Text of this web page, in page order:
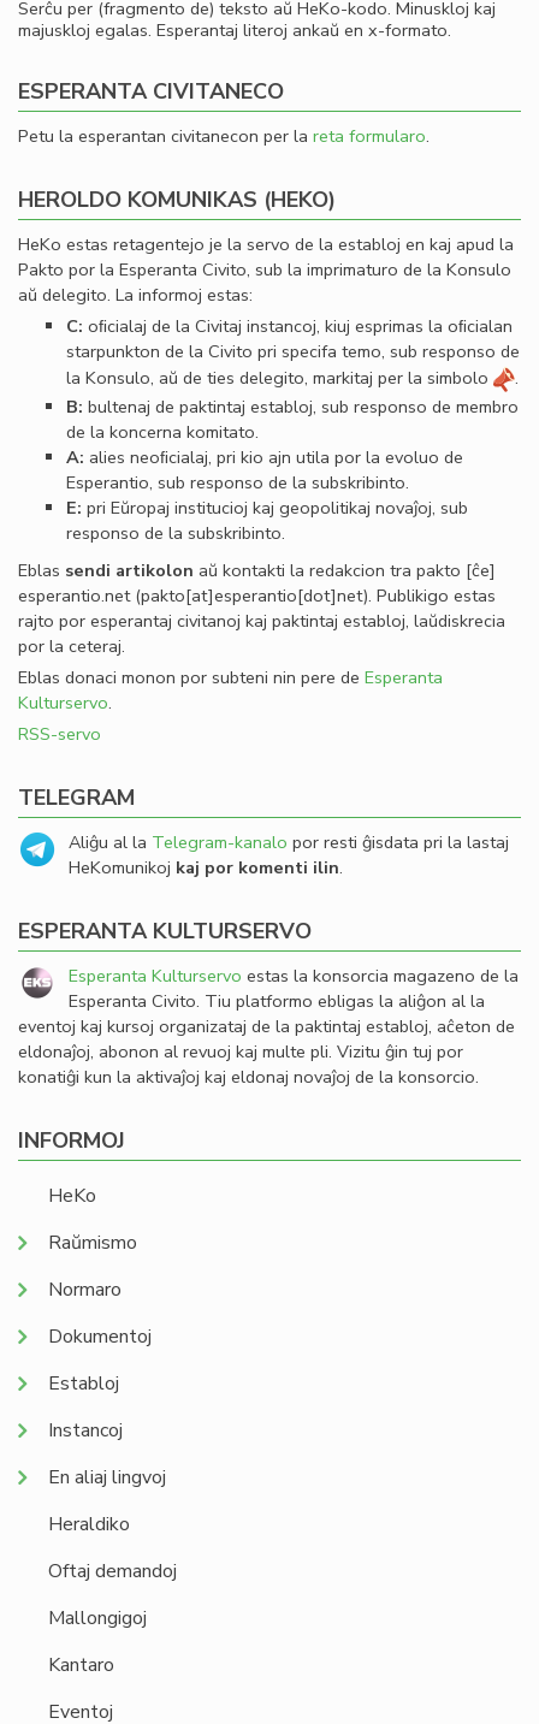
Serĉu per (fragmento de) teksto aŭ HeKo-kodo. Minuskloj kaj
majuskloj egalas. Esperantaj literoj ankaŭ en x-formato.
ESPERANTA CIVITANECO
Petu la esperantan civitanecon per la reta formularo.
HEROLDO KOMUNIKAS (HEKO)
HeKo estas retagentejo je la servo de la establoj en kaj apud la
Pakto por la Esperanta Civito, sub la imprimaturo de la Konsulo
aŭ delegito. La informoj estas:
C: oﬁcialaj de la Civitaj instancoj, kiuj esprimas la oﬁcialan
starpunkton de la Civito pri specifa temo, sub responso de
la Konsulo, aŭ de ties delegito, markitaj per la simbolo
.
B: bultenaj de paktintaj establoj, sub responso de membro
de la koncerna komitato.
A: alies neoﬁcialaj, pri kio ajn utila por la evoluo de
Esperantio, sub responso de la subskribinto.
E: pri Eŭropaj institucioj kaj geopolitikaj novaĵoj, sub
responso de la subskribinto.
Eblas sendi artikolon aŭ kontakti la redakcion tra pakto [ĉe]
esperantio.net(pakto[at]esperantio[dot]net). Publikigo estas
rajto por esperantaj civitanoj kaj paktintaj establoj, laŭdiskrecia
por la ceteraj.
Eblas donaci monon por subteni nin pere de Esperanta
Kulturservo.
RSS-servo
TELEGRAM
Aliĝu al la Telegram-kanalo por resti ĝisdata pri la lastaj
HeKomunikoj kaj por komenti ilin.
ESPERANTA KULTURSERVO
Esperanta Kulturservo estas la konsorcia magazeno de la
Esperanta Civito. Tiu platformo ebligas la aliĝon al la
eventoj kaj kursoj organizataj de la paktintaj establoj, aĉeton de
eldonaĵoj, abonon al revuoj kaj multe pli. Vizitu ĝin tuj por
konatiĝi kun la aktivaĵoj kaj eldonaj novaĵoj de la konsorcio.
INFORMOJ
HeKo
Raŭmismo
Normaro
Dokumentoj
Establoj
Instancoj
En aliaj lingvoj
Heraldiko
Oftaj demandoj
Mallongigoj
Kantaro
Eventoj